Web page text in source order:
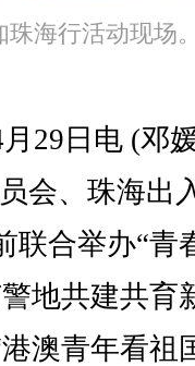
珠海行活动现场
29日电 (邓
会、珠海出
联合举办“青
地共建共育
澳青年看祖